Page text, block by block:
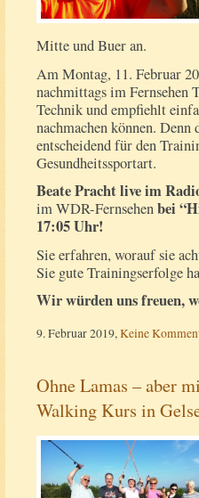
Mitte und Buer an.
Am Montag, 11. Februar
nachmittags im
Technik und empfiehlt
nachmachen können.
entscheidend für den
Gesundheitssportart.
Beate Pracht live im
im WDR-Fernsehenbei
17:05 Uhr!
Sie erfahren, worauf sie
Sie gute Trainingserfolge
Wir würden uns freuen,
9. Februar 2019,Keine
Ohne Lamas – aber
Walking Kurs in